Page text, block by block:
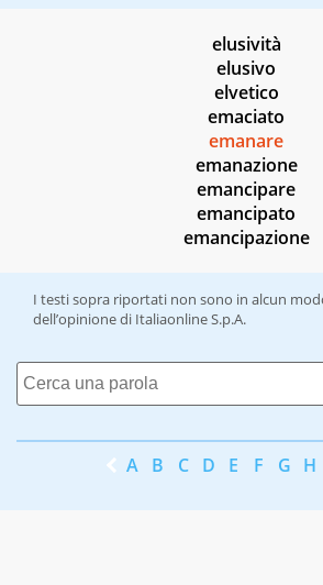
elusività
elusivo
elvetico
emaciato
emanare
emanazione
emancipare
emancipato
emancipazione
I testi sopra riportati non sono in alcun
dell’opinione di Italiaonline S.p.A.
A B C D E F G H